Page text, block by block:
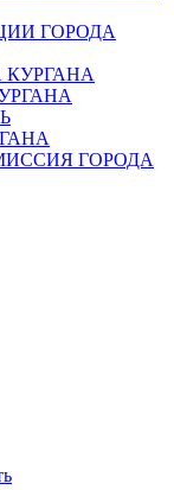
ГОРОДА
КУРГАНА
ГОРОДА